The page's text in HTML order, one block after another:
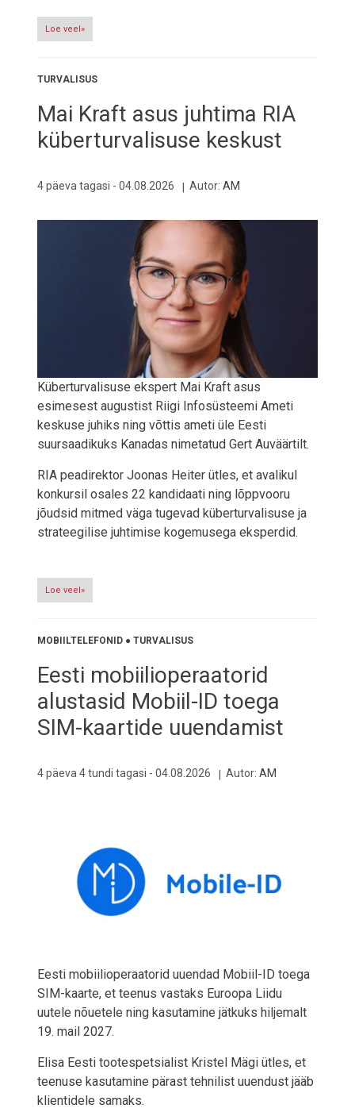
Loe veel»
TURVALISUS
Mai Kraft asus juhtima RIA
küberturvalisuse keskust
4 päeva tagasi - 04.08.2026 Autor: AM
Küberturvalisuse ekspert Mai Kraft asus
esimesest augustist Riigi Infosüsteemi Ameti
keskuse juhiks ning võttis ameti üle Eesti
suursaadikuks Kanadas nimetatud Gert Auväärtilt.
RIA peadirektor Joonas Heiter ütles, et avalikul
konkursil osales 22 kandidaati ning lõppvooru
jõudsid mitmed väga tugevad küberturvalisuse ja
strateegilise juhtimise kogemusega eksperdid.
Loe veel»
MOBIILTELEFONID ● TURVALISUS
Eesti mobiilioperaatorid
alustasid Mobiil-ID toega
SIM-kaartide uuendamist
4 päeva 4 tundi tagasi - 04.08.2026 Autor: AM
Eesti mobiilioperaatorid uuendad Mobiil-ID toega
SIM-kaarte, et teenus vastaks Euroopa Liidu
uutele nõuetele ning kasutamine jätkuks hiljemalt
19. mail 2027.
Elisa Eesti tootespetsialist Kristel Mägi ütles, et
teenuse kasutamine pärast tehnilist uuendust jääb
klientidele samaks.